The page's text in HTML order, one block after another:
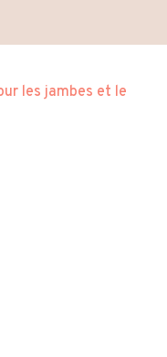
les jambes et le